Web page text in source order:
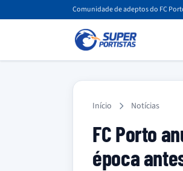
Comunidade de adeptos do FC
Início Notícias
FC Porto
época